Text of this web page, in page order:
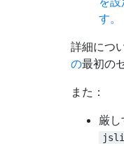
す。
詳細につ
の最初の
また：
厳し